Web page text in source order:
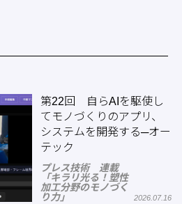
第22回 自らAIを駆使し
てモノづくりのアプリ、
システムを開発する─オー
テック
プレス技術 連載
「キラリ光る！塑性
加工分野のモノづく
り力」
2026.07.16